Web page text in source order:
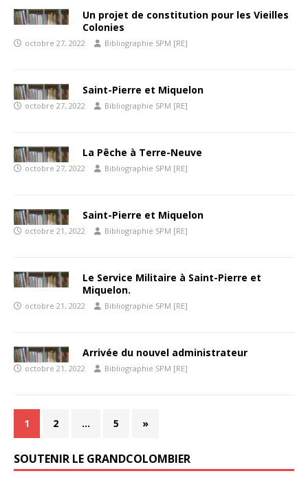
Un projet de constitution pour les Vieilles
Colonies
octobre 27, 2022 Bibliographie SPM [RE]
Saint-Pierre et Miquelon
octobre 27, 2022 Bibliographie SPM [RE]
La Pêche à Terre-Neuve
octobre 27, 2022 Bibliographie SPM [RE]
Saint-Pierre et Miquelon
octobre 21, 2022 Bibliographie SPM [RE]
Le Service Militaire à Saint-Pierre et
Miquelon.
octobre 21, 2022 Bibliographie SPM [RE]
Arrivée du nouvel administrateur
octobre 21, 2022 Bibliographie SPM [RE]
1 2 … 5 »
SOUTENIR LE GRANDCOLOMBIER